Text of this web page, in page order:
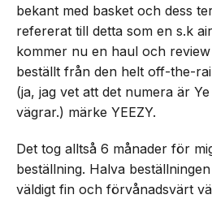
bekant med basket och dess
refererat till detta som en s.k
kommer nu en haul och
beställt från den helt off-the-
(ja, jag vet att det numera är
vägrar.) märke YEEZY.
Det tog alltså 6 månader för
beställning. Halva
väldigt fin och förvånadsvärt